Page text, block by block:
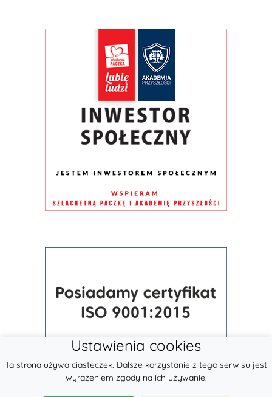
Ustawienia cookies
Ta strona używa ciasteczek. Dalsze korzystanie z tego serwisu jest
wyrażeniem zgody na ich używanie.